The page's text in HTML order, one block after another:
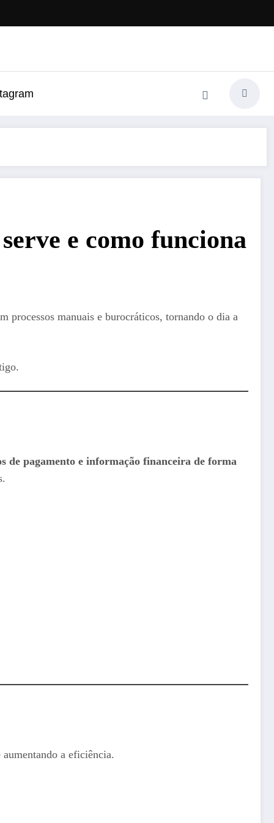
e como funciona
processos manuais e burocráticos, tornando o dia a
de pagamento e informação financeira de forma
a eficiência.